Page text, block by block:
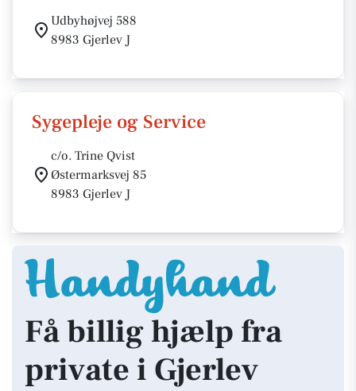
Udbyhøjvej 588
8983 Gjerlev J
Sygepleje og Service
c/o. Trine Qvist
Østermarksvej 85
8983 Gjerlev J
Få billig hjælp fra
private i Gjerlev